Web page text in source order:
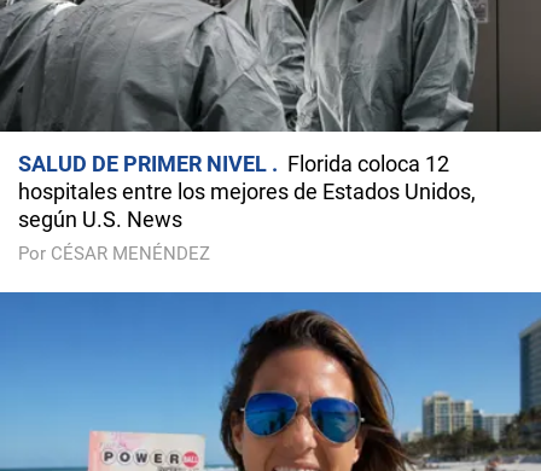
SALUD DE PRIMER NIVEL
Florida coloca 12
hospitales entre los mejores de Estados Unidos,
según U.S. News
Por CÉSAR MENÉNDEZ